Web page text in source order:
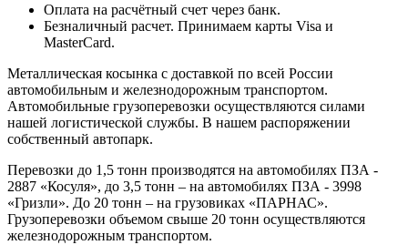
Оплата на расчётный счет через банк.
Безналичный расчет. Принимаем карты Visa и
MasterCard.
Металлическая косынка с доставкой по всей России
автомобильным и железнодорожным транспортом.
Автомобильные грузоперевозки осуществляются силами
нашей логистической службы. В нашем распоряжении
собственный автопарк.
Перевозки до 1,5 тонн производятся на автомобилях ПЗА -
2887 «Косуля», до 3,5 тонн – на автомобилях ПЗА - 3998
«Гризли». До 20 тонн – на грузовиках «ПАРНАС».
Грузоперевозки объемом свыше 20 тонн осуществляются
железнодорожным транспортом.